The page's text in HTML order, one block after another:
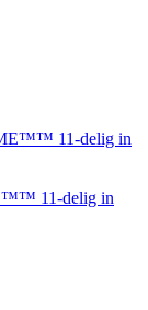
11-delig in